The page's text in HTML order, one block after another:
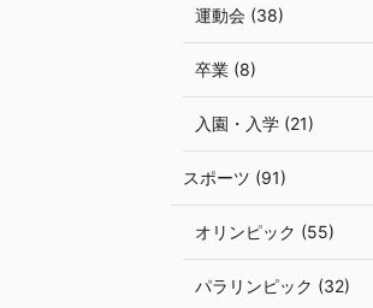
運動会 (38)
卒業 (8)
入園・入学 (21)
スポーツ (91)
オリンピック (55)
パラリンピック (32)